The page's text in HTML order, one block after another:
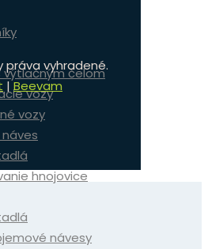
výtlačným čelom
vozy
vozy
náves
hnojovice
návesy
práva vyhradené.
|Beevam